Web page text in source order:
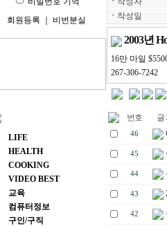
회원등록
비번분실
주요 메뉴
LIFE
HEALTH
COOKING
VIDEO BEST
교육
컴퓨터정보
구인/구직
ㆍ 작성일
2003년
16만 마일
267-306-7242
번호 글
46
45
44
43
42